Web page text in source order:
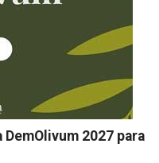
2027 para